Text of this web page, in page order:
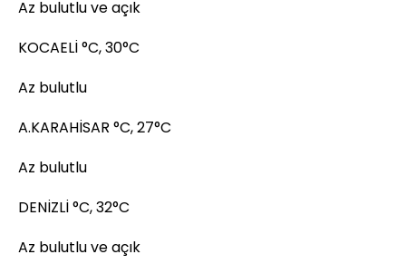
Az bulutlu ve açık
KOCAELİ °C, 30°C
Az bulutlu
A.KARAHİSAR °C, 27°C
Az bulutlu
DENİZLİ °C, 32°C
Az bulutlu ve açık